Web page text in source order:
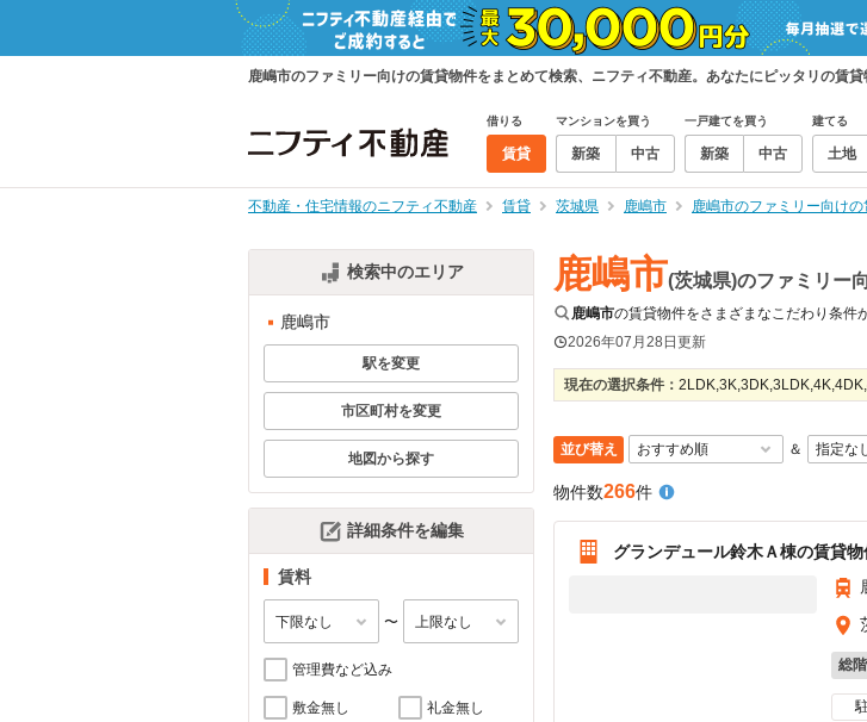
鹿嶋市のファミリー向けの賃貸物件をまとめて検索、ニフティ不動産。あなたにピッタリの賃貸
借りる
賃貸
マンションを買う
新築 中古
一戸建てを買う
新築 中古
建てる
土地
不動産・住宅情報のニフティ不動産 賃貸 茨城県 鹿嶋市 鹿嶋市のファミリー向け
検索中のエリア
鹿嶋市
駅を変更
市区町村を変更
地図から探す
詳細条件を編集
賃料
〜
管理費など込み
敷金無し 礼金無し
鹿嶋市(茨城県)のファミリー
鹿嶋市の賃貸物件をさまざまなこだわり条件
2026年07月28日更新
現在の選択条件：
並び替え ＆
物件数266件
グランデュール鈴木Ａ棟の賃貸物
総